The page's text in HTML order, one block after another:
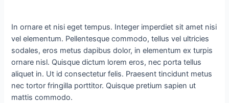
In ornare et nisi eget tempus. Integer imperdiet sit amet nisi
vel elementum. Pellentesque commodo, tellus vel ultricies
sodales, eros metus dapibus dolor, in elementum ex turpis
ornare nisl. Quisque dictum lorem eros, nec porta tellus
aliquet in. Ut id consectetur felis. Praesent tincidunt metus
nec tortor fringilla porttitor. Quisque pretium sapien ut
mattis commodo.